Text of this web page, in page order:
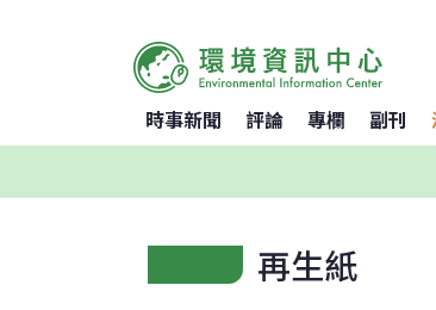
時事新聞 評論 專欄 副刊
再生紙